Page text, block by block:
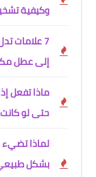
وكيفية
7 علامات
إلى عطل
ماذا تفعل
حتى لو
لماذا
بشكل